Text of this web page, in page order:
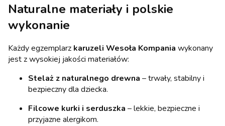
Naturalne materiały i polskie
wykonanie
Każdy egzemplarz karuzeli Wesoła Kompania wykonany
jest z wysokiej jakości materiałów:
Stelaż z naturalnego drewna – trwały, stabilny i
bezpieczny dla dziecka.
Filcowe kurki i serduszka – lekkie, bezpieczne i
przyjazne alergikom.